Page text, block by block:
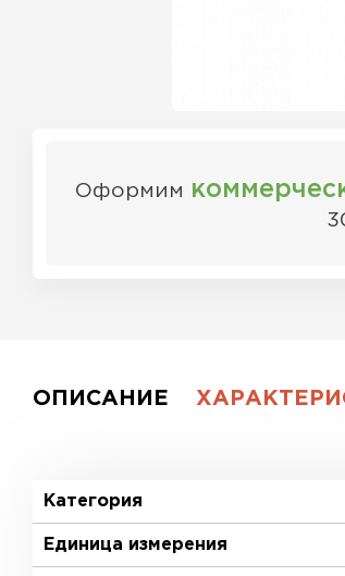
Оформим
ОПИСАНИЕ
Категория
Единица измерения